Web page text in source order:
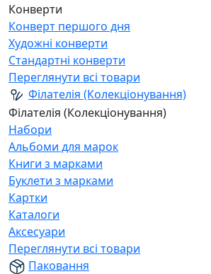
Конверти
Конверт першого дня
Художні конверти
Стандартні конверти
Переглянути всі товари
Філателія (Колекціонування)
Філателія (Колекціонування)
Набори
Альбоми для марок
Книги з марками
Буклети з марками
Картки
Каталоги
Аксесуари
Переглянути всі товари
Паковання